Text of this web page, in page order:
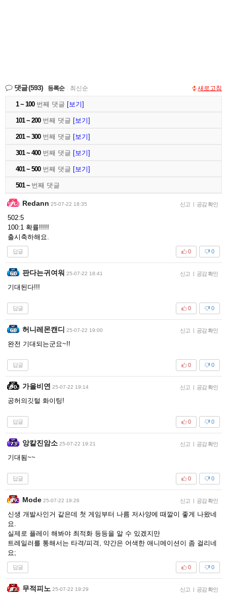
댓글(593) 등록순 최신순 새로고침
1 ~ 100번째 댓글 [보기]
101 ~ 200번째 댓글 [보기]
201 ~ 300번째 댓글 [보기]
301 ~ 400번째 댓글 [보기]
401 ~ 500번째 댓글 [보기]
501 ~ 번째 댓글
Redann 25-07-22 18:35 신고 | 공감 확인
502:5
100:1 확률!!!!!
출시축하해요.
답글 0
0
판다는귀여워 25-07-22 18:41 신고 | 공감 확인
기대된다!!!
답글 0
0
허니레몬캔디 25-07-22 19:00 신고 | 공감 확인
완전 기대되는군요~!!
답글 0
0
가을비연 25-07-22 19:14 신고 | 공감 확인
공허의깃털 화이팅!
답글 0
0
앙칼진암소 25-07-22 19:21 신고 | 공감 확인
기대됨~~
답글 0
0
Mode 25-07-22 19:26 신고 | 공감 확인
신생 개발사인거 같은데 첫 게임부터 나름 저사양에 때깔이 좋게 나왔네
요.
실제로 플레이 해봐야 최적화 등등을 알 수 있겠지만
트레일러를 통해서는 타격/피격, 약간은 어색한 애니메이션이 좀 걸리네
요;
답글 0
0
무적피노 25-07-22 19:29 신고 | 공감 확인